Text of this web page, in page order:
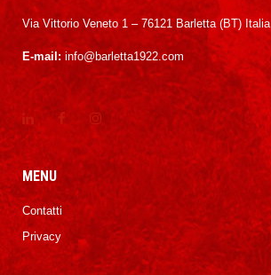
Via Vittorio Veneto 1 – 76121 Barletta (BT) Italia
E-mail: info@barletta1922.com
MENU
Contatti
Privacy